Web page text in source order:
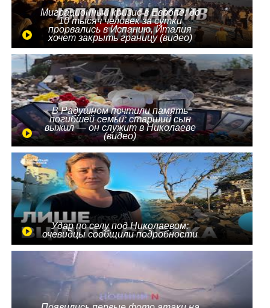
Миграционный кризис в Европе: до
10 тысяч человек за сутки
прорвались в Испанию, Италия
хочет закрыть границу (видео)
В Радушном почтили память
погибшей семьи: старший сын
выжил — он служит в Николаеве
(видео)
Удар по селу под Николаевом:
очевидцы сообщили подробности